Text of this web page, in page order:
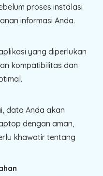
proses instalasi
informasi Anda.
yang diperlukan
kompatibilitas dan
data Anda akan
dengan aman,
khawatir tentang